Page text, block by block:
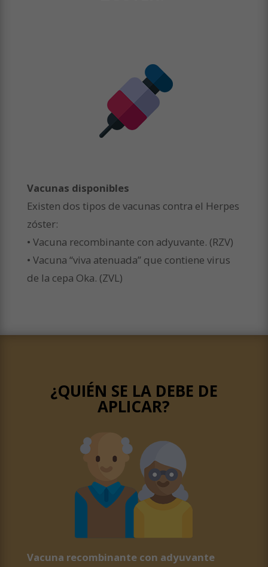
Vacunas disponibles
Existen dos tipos de vacunas contra el Herpes
zóster:
• Vacuna recombinante con adyuvante. (RZV)
• Vacuna “viva atenuada” que contiene virus
de la cepa Oka. (ZVL)
¿QUIÉN SE LA DEBE DE
APLICAR?
Vacuna recombinante con adyuvante